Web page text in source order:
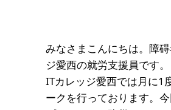
みなさまこんにちは。障
ジ愛西の就労支援員です。
ITカレッジ愛西では月に1
ークを行っております。